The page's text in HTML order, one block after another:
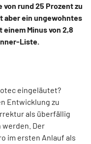
rund 25 Prozent zu
aber ein ungewohntes
Minus von 2,8
Liste.
eingeläutet?
Entwicklung zu
als überfällig
Der
im ersten Anlauf als